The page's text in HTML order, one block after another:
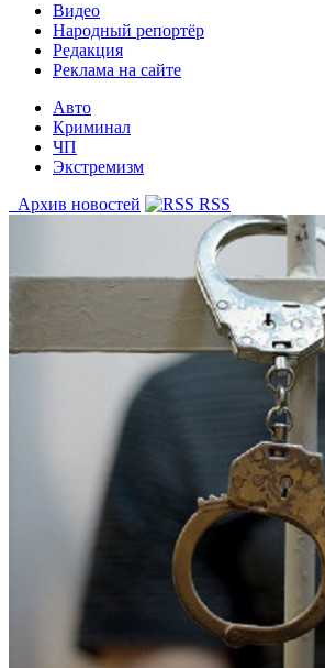
Видео
Народный репортёр
Редакция
Реклама на сайте
Авто
Криминал
ЧП
Экстремизм
Архив новостей
RSS